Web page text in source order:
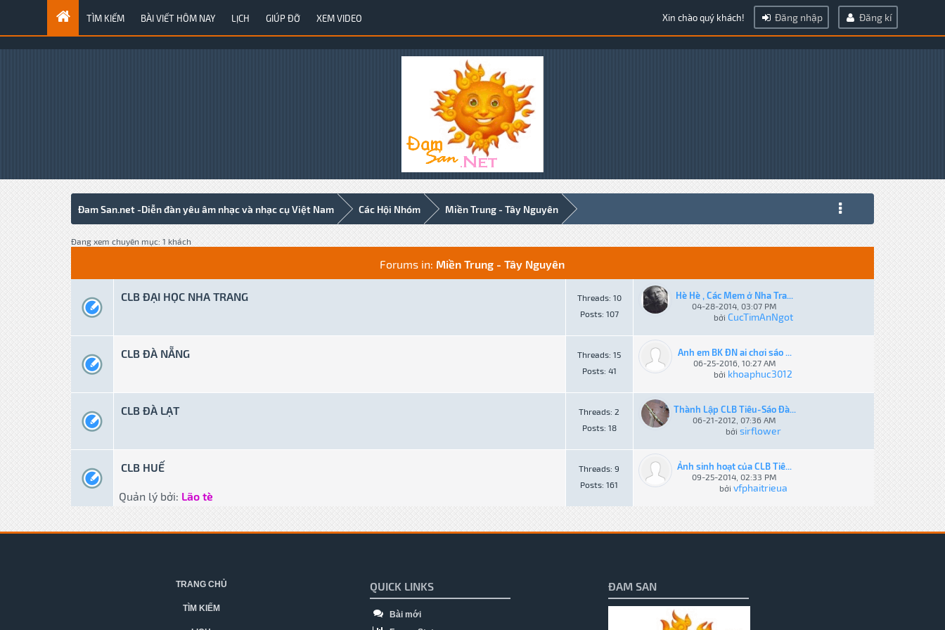
TÌM KIẾM BÀI VIẾT HÔM NAY LỊCH GIÚP ĐỠ XEM VIDEO Xin chào quý khách! Đăng nhập Đăng kí
Đam San.net -Diễn đàn yêu âm nhạc và nhạc cụ Việt Nam Các Hội Nhóm Miền Trung - Tây Nguyên
Đang xem chuyên mục: 1 khách
Forums in: Miền Trung - Tây Nguyên
CLB ĐẠI HỌC NHA TRANG
Threads: 10
Posts: 107
Hè Hè , Các Mem ở Nha Tra...
04-28-2014, 03:07 PM
bởi CucTimAnNgot
CLB ĐÀ NẴNG
Threads: 15
Posts: 41
Anh em BK ĐN ai chơi sáo ...
06-25-2016, 10:27 AM
bởi khoaphuc3012
CLB ĐÀ LẠT
Threads: 2
Posts: 18
Thành Lập CLB Tiêu-Sáo Đà...
06-21-2012, 07:36 AM
bởi sirflower
CLB HUẾ
Threads: 9
Posts: 161
Quản lý bởi: Lão tè
Ảnh sinh hoạt của CLB Tiê...
09-25-2014, 02:33 PM
bởi vfphaitrieua
TRANG CHỦ
TÌM KIẾM
QUICK LINKS
Bài mới
ĐAM SAN